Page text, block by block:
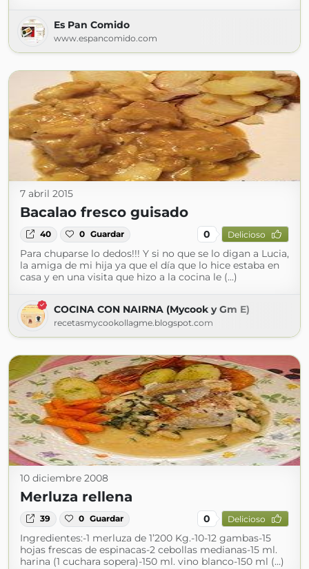
Es Pan Comido
www.espancomido.com
7 abril 2015
Bacalao fresco guisado
40 0 Guardar 0 Delicioso
Para chuparse lo dedos!!! Y si no que se lo digan a Lucia,
la amiga de mi hija ya que el día que lo hice estaba en
casa y en una visita que hizo a la cocina le (...)
COCINA CON NAIRNA (Mycook y Gm E)
recetasmycookollagme.blogspot.com
10 diciembre 2008
Merluza rellena
39 0 Guardar 0 Delicioso
Ingredientes:-1 merluza de 1’200 Kg.-10-12 gambas-15
hojas frescas de espinacas-2 cebollas medianas-15 ml.
harina (1 cuchara sopera)-150 ml. vino blanco-150 ml (...)